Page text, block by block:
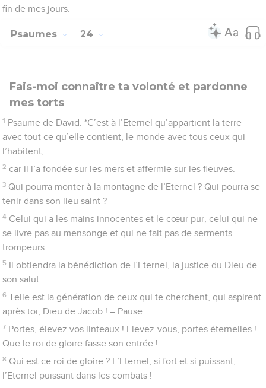
6 Telle est la génération de ceux qui te cherchent, qui aspirent
l’Eternel puissant dans les combats !
Portes, élevez vos linteaux ! Elevez-les, portes éternelles !
Que le roi de gloire fasse son entrée !
10 Qui donc est ce roi de gloire ? L’Eternel, le maître de
l’univers : c’est lui le roi de gloire ! – Pause.
Un innocent fait appel à Dieu
1 De David. Eternel, je me tourne vers toi,
mon Dieu, en toi je me confie. Que je ne sois pas couvert de
honte ! Que mes ennemis ne se réjouissent pas à mon sujet !
Aucun de ceux qui espèrent en toi ne sera couvert de honte,
mais la honte est pour ceux qui sont infidèles sans raison.
Eternel, fais-moi connaître tes voies, enseigne-moi tes
sentiers !
Conduis-moi dans ta vérité et instruis-moi, car tu es le Dieu
de mon salut : je m’attends à toi chaque jour.